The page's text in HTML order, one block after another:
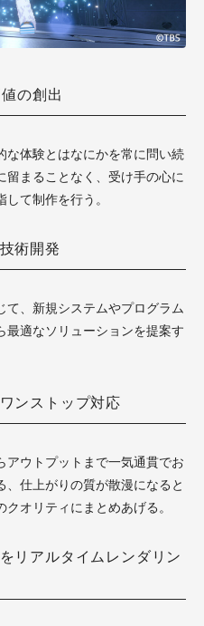
の創出
な体験とはなにかを常に問い続
留まることなく、受け手の心に
て制作を行う。
術開発
て、新規システムやプログラム
最適なソリューションを提案す
ンストップ対応
アウトプットまで一気通貫でお
仕上がりの質が散漫になると
オリティにまとめあげる。
リアルタイムレンダリン